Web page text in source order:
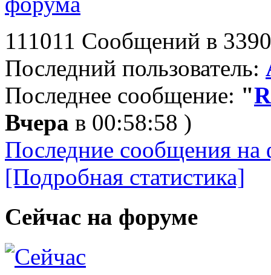
111011 Сообщений в
Последний пользователь:
Последнее сообщение: "
Вчера в 00:58:58 )
Последние сообщения на
[Подробная статистика]
Сейчас на форуме